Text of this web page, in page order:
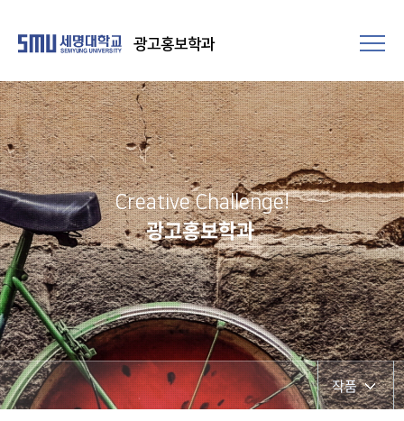
광고홍보학과
Creative Challenge!
광고홍보학과
작품